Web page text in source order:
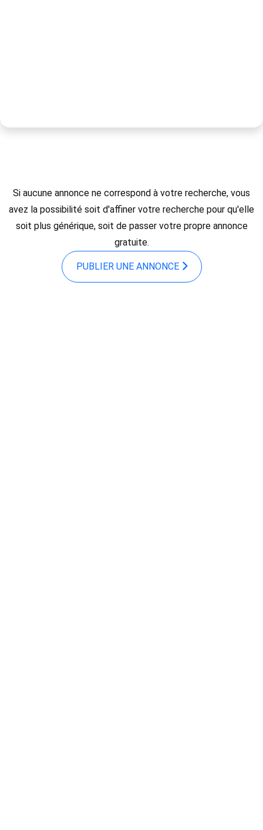
Si aucune annonce ne correspond à votre recherche, vous
avez la possibilité soit d'affiner votre recherche pour qu'elle
soit plus générique, soit de passer votre propre annonce
gratuite.
PUBLIER UNE ANNONCE